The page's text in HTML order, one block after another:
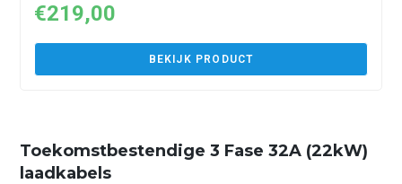
€219,00
BEKIJK PRODUCT
Toekomstbestendige 3 Fase 32A (22kW)
laadkabels